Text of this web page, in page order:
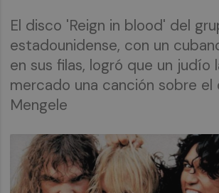
El disco 'Reign in blood' del
estadounidense, con un
en sus filas, logró que un judío
mercado una canción sobre
Mengele